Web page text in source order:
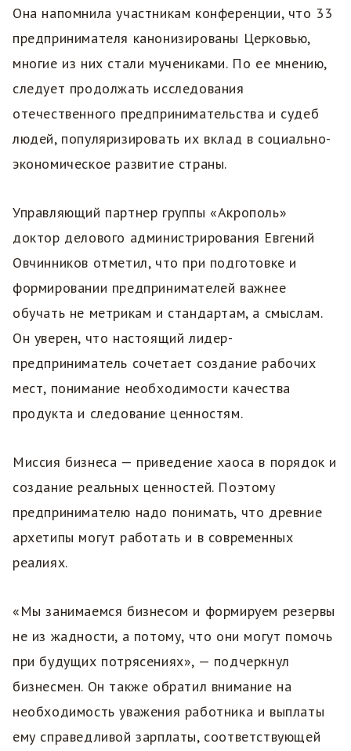
Она напомнила участникам конференции, что 33
предпринимателя канонизированы Церковью,
многие из них стали мучениками. По ее мнению,
следует продолжать исследования
отечественного предпринимательства и судеб
людей, популяризировать их вклад в социально-
экономическое развитие страны.
Управляющий партнер группы «Акрополь»
доктор делового администрирования Евгений
Овчинников отметил, что при подготовке и
формировании предпринимателей важнее
обучать не метрикам и стандартам, а смыслам.
Он уверен, что настоящий лидер-
предприниматель сочетает создание рабочих
мест, понимание необходимости качества
продукта и следование ценностям.
Миссия бизнеса — приведение хаоса в порядок и
создание реальных ценностей. Поэтому
предпринимателю надо понимать, что древние
архетипы могут работать и в современных
реалиях.
«Мы занимаемся бизнесом и формируем резервы
не из жадности, а потому, что они могут помочь
при будущих потрясениях», — подчеркнул
бизнесмен. Он также обратил внимание на
необходимость уважения работника и выплаты
ему справедливой зарплаты, соответствующей